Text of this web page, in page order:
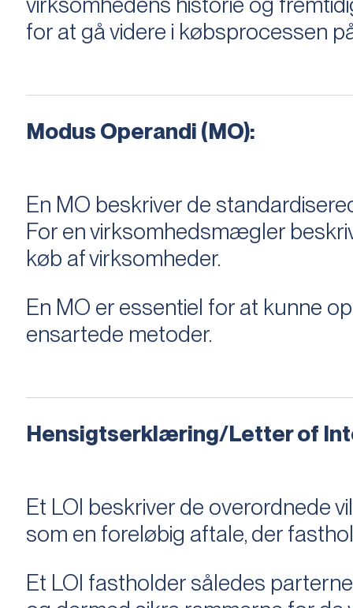
for at gå videre i købsprocessen
Modus Operandi (MO):
En MO beskriver de
For en virksomhedsmægler
køb af virksomheder.
En MO er essentiel for at kunne
ensartede metoder.
Hensigtserklæring/Letter of
Et LOI beskriver de overordnede
som en foreløbig aftale, der
Et LOI fastholder således